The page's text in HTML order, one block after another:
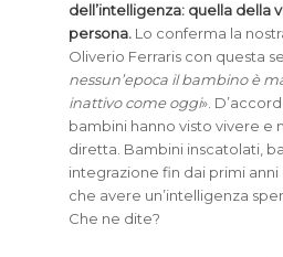
dell’intelligenza: quella della
persona.Lo conferma la
Oliverio Ferraris con questa
nessun’epoca il bambino è
inattivo come oggi».
bambini hanno visto vivere e
diretta. Bambini inscatolati,
integrazione fin dai primi
che avere un’intelligenza
Che ne dite?